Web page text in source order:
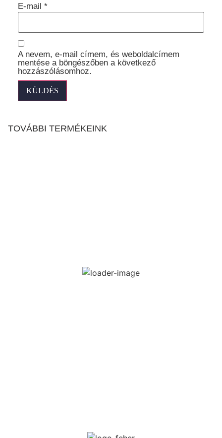
E-mail *
A nevem, e-mail címem, és weboldalcímem
mentése a böngészőben a következő
hozzászólásomhoz.
TOVÁBBI TERMÉKEINK